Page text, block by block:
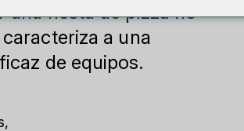
una fiesta de pizza no
a una
de equipos.